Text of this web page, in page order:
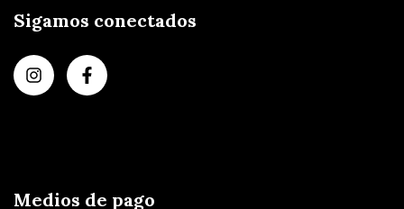
Sigamos conectados
Medios de pago